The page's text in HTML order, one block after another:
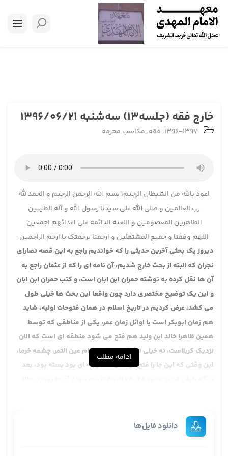
خارج فقه (جلسه13) سه‌شنبه 1396/06/21
1396-1397، فقه، مکاسب محرمه
اعوذ بالله من الشیطان الرجیم، بسم الله الرحمن الرحیم و الحمد لله
رب العالمین و صلی الله علی سیدنا رسول الله و آله الطیبین
الطاهرین المعصومین و اللعنة الدائمة علی اعدائهم اجمعین
اللهم وفقنا و جمیع المشتغلین و ارحمنا برحمتک یا ارحم الراحمین
دیروز یک بحثی آخرین حدیثی را که خواندیم راجع به این قصه نصارای
نجران که البته از بحث خارج شدیم، آن نامه ای را که از عثمان راجع به
آن ها نقل کرده به نوشته حمران ابن ابان است، و کتب حمران ابن ابان
و این یک توضیح مختصری دارد چون واقعا این بحث ها خیلی طول
می کشد، عرض کردیم در تاریخ اسلام در همان فتوحات اولیه، شاید
هم زمان ابوبکر است یا اوائل زمان عمر، یکی از مناطقی که توسط
همین ظاهرا خالد ابن ولید هم فتح می شود منطقه ای است که الان
نزدیک کربلاست، نه خیلی نزدیک نزدیک، به نام عین التمر، چشمه خرما،
این وقتی که این جا را فتح کردند یک مدرسه ای بود بسته بود، بعد
استعداد و این ها، این ها را اصطلاحا در تاریخ اسلام سبی عین التمر
می گویند، سبی با سین وباء و یاء، سبی یعنی اسیر، اسیران عین التمر
ادامه مطلب
دانلود فایل‌ها